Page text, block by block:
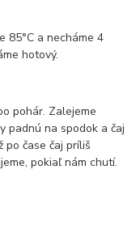
85°C a necháme 4
hotový.
pohár. Zalejeme
padnú na spodok a čaj
čase čaj príliš
pokiaľ nám chutí.